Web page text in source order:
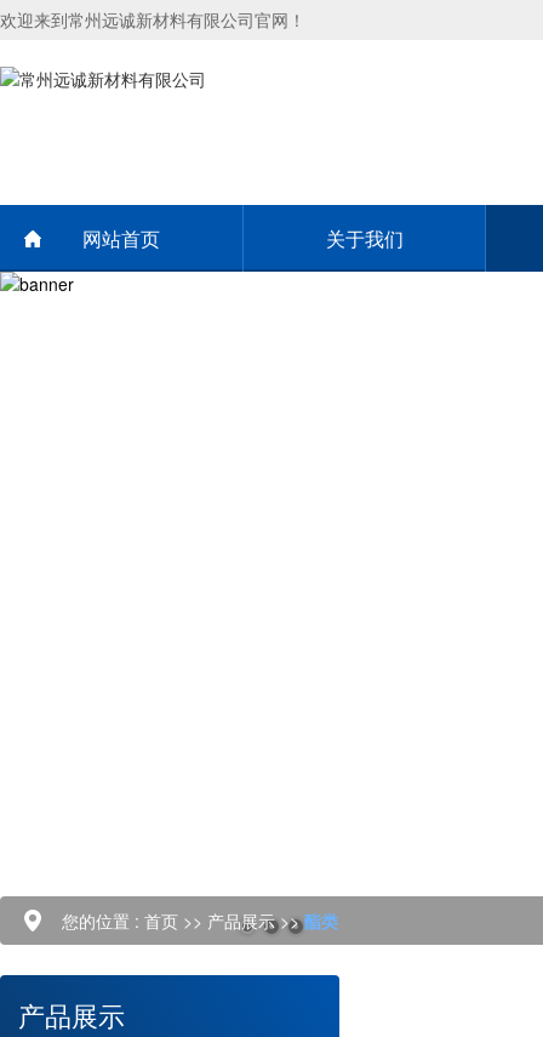
欢迎来到常州远诚新材料有限公司官网！
网站首页 关于我们
您的位置 : 首页 >> 产品展示>>酯类
产品展示